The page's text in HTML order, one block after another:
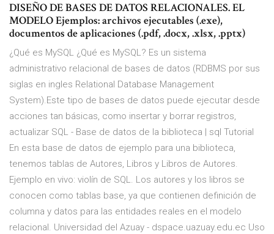
DISEÑO DE BASES DE DATOS RELACIONALES. EL
MODELO Ejemplos: archivos ejecutables (.exe),
documentos de aplicaciones (.pdf, .docx, .xlsx, .pptx)
¿Qué es MySQL ¿Qué es MySQL? Es un sistema
administrativo relacional de bases de datos (RDBMS por sus
siglas en ingles Relational Database Management
System).Este tipo de bases de datos puede ejecutar desde
acciones tan básicas, como insertar y borrar registros,
actualizar SQL - Base de datos de la biblioteca | sql Tutorial
En esta base de datos de ejemplo para una biblioteca,
tenemos tablas de Autores, Libros y Libros de Autores.
Ejemplo en vivo: violín de SQL. Los autores y los libros se
conocen como tablas base, ya que contienen definición de
columna y datos para las entidades reales en el modelo
relacional. Universidad del Azuay - dspace.uazuay.edu.ec Uso